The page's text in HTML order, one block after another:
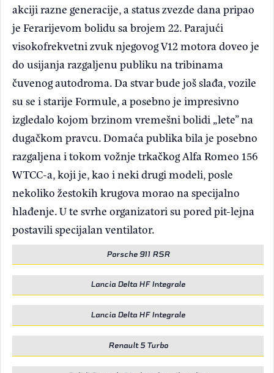
akciji razne generacije, a status zvezde dana pripao
je Ferarijevom bolidu sa brojem 22. Parajući
visokofrekvetni zvuk njegovog V12 motora doveo je
do usijanja razgaljenu publiku na tribinama
čuvenog autodroma. Da stvar bude još slađa, vozile
su se i starije Formule, a posebno je impresivno
izgledalo kojom brzinom vremešni bolidi „lete” na
dugačkom pravcu. Domaća publika bila je posebno
razgaljena i tokom vožnje trkačkog Alfa Romeo 156
WTCC-a, koji je, kao i neki drugi modeli, posle
nekoliko žestokih krugova morao na specijalno
hlađenje. U te svrhe organizatori su pored pit-lejna
postavili specijalan ventilator.
Porsche 911 RSR
Lancia Delta HF Integrale
Lancia Delta HF Integrale
Renault 5 Turbo